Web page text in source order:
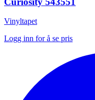
Vinyltapet
Logg inn for å se pris